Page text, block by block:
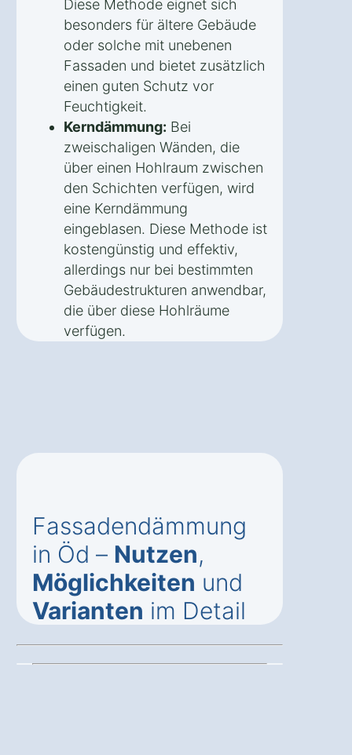
Diese Methode eignet sich
besonders für ältere Gebäude
oder solche mit unebenen
Fassaden und bietet zusätzlich
einen guten Schutz vor
Feuchtigkeit.
Kerndämmung: Bei
zweischaligen Wänden, die
über einen Hohlraum zwischen
den Schichten verfügen, wird
eine Kerndämmung
eingeblasen. Diese Methode ist
kostengünstig und effektiv,
allerdings nur bei bestimmten
Gebäudestrukturen anwendbar,
die über diese Hohlräume
verfügen.
Fassadendämmung
in Öd – Nutzen,
Möglichkeiten und
Varianten im Detail